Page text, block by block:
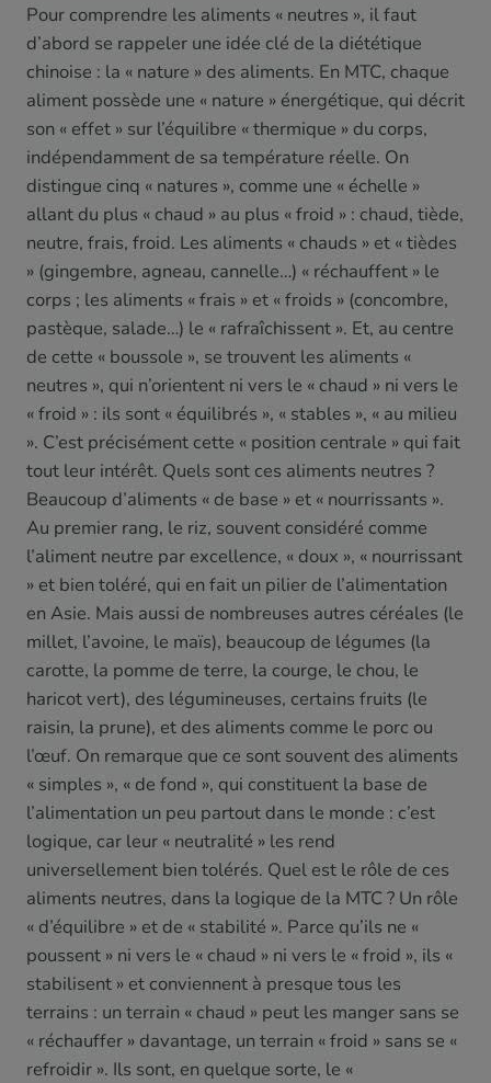
Pour comprendre les aliments « neutres », il faut
d’abord se rappeler une idée clé de la diététique
chinoise : la « nature » des aliments. En MTC, chaque
aliment possède une « nature » énergétique, qui décrit
son « effet » sur l’équilibre « thermique » du corps,
indépendamment de sa température réelle. On
distingue cinq « natures », comme une « échelle »
allant du plus « chaud » au plus « froid » : chaud, tiède,
neutre, frais, froid. Les aliments « chauds » et « tièdes
» (gingembre, agneau, cannelle…) « réchauffent » le
corps ; les aliments « frais » et « froids » (concombre,
pastèque, salade…) le « rafraîchissent ». Et, au centre
de cette « boussole », se trouvent les aliments «
neutres », qui n’orientent ni vers le « chaud » ni vers le
« froid » : ils sont « équilibrés », « stables », « au milieu
». C’est précisément cette « position centrale » qui fait
tout leur intérêt. Quels sont ces aliments neutres ?
Beaucoup d’aliments « de base » et « nourrissants ».
Au premier rang, le riz, souvent considéré comme
l’aliment neutre par excellence, « doux », « nourrissant
» et bien toléré, qui en fait un pilier de l’alimentation
en Asie. Mais aussi de nombreuses autres céréales (le
millet, l’avoine, le maïs), beaucoup de légumes (la
carotte, la pomme de terre, la courge, le chou, le
haricot vert), des légumineuses, certains fruits (le
raisin, la prune), et des aliments comme le porc ou
l’œuf. On remarque que ce sont souvent des aliments
« simples », « de fond », qui constituent la base de
l’alimentation un peu partout dans le monde : c’est
logique, car leur « neutralité » les rend
universellement bien tolérés. Quel est le rôle de ces
aliments neutres, dans la logique de la MTC ? Un rôle
« d’équilibre » et de « stabilité ». Parce qu’ils ne «
poussent » ni vers le « chaud » ni vers le « froid », ils «
stabilisent » et conviennent à presque tous les
terrains : un terrain « chaud » peut les manger sans se
« réchauffer » davantage, un terrain « froid » sans se «
refroidir ». Ils sont, en quelque sorte, le «